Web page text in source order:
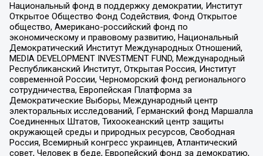
Национальный фонд в поддержку демократии, Институт
Открытое Общество Фонд Содействия, Фонд Открытое
общество, Американо-российский фонд по
экономическому и правовому развитию, Национальный
Демократический Институт Международных Отношений,
MEDIA DEVELOPMENT INVESTMENT FUND, Международный
Республиканский Институт, Открытая Россия, Институт
современной России, Черноморский фонд регионального
сотрудничества, Европейская Платформа за
Демократические Выборы, Международный центр
электоральных исследований, Германский фонд Маршалла
Соединенных Штатов, Тихоокеанский центр защиты
окружающей среды и природных ресурсов, Свободная
Россия, Всемирный конгресс украинцев, Атлантический
совет, Человек в беде, Европейский фонд за демократию,